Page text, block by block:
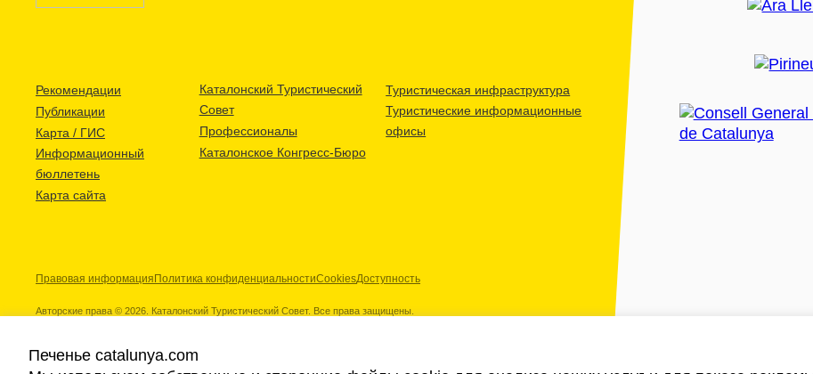
Рекомендации
Публикации
Карта / ГИС
Информационный
бюллетень
Карта сайта
Каталонский Туристический
Совет
Профессионалы
Каталонское Конгресс-Бюро
Туристическая инфраструктура
Туристические информационные
офисы
Правовая информация Политика конфиденциальностиCookiesДоступность
Авторские права © 2026. Каталонский Туристический Совет. Все права защищены.
Печенье catalunya.com